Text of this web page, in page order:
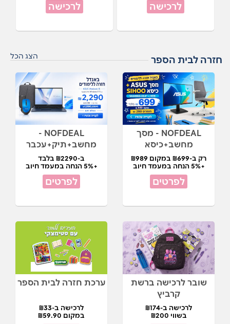
לרכישה לרכישה
חזרה לבית הספר הצג הכל
NOFDEAL - מסך
מחשב+כיסא
רק ב-₪699 במקום ₪989
+5% הנחה במעמד חיוב
לפרטים
NOFDEAL -
מחשב+תיק+עכבר
ב-₪2290 בלבד
+5% הנחה במעמד חיוב
לפרטים
שובר לרכישה ברשת
קרביץ
לרכישה ב-₪174
בשווי ₪200
ערכת חזרה לבית הספר
לרכישה ב-₪33
במקום ₪59.90